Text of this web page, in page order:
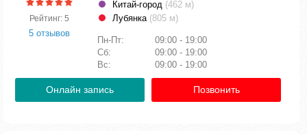
Рейтинг: 5
5 отзывов
Китай-город (462 м)
Лубянка (805 м)
Пн-Пт:
09:00 - 19:00
Сб:
09:00 - 19:00
Вс:
09:00 - 19:00
Онлайн запись Позвонить